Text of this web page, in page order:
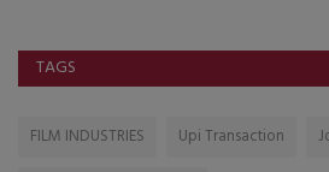
TAGS
FILM INDUSTRIES Upi Transaction